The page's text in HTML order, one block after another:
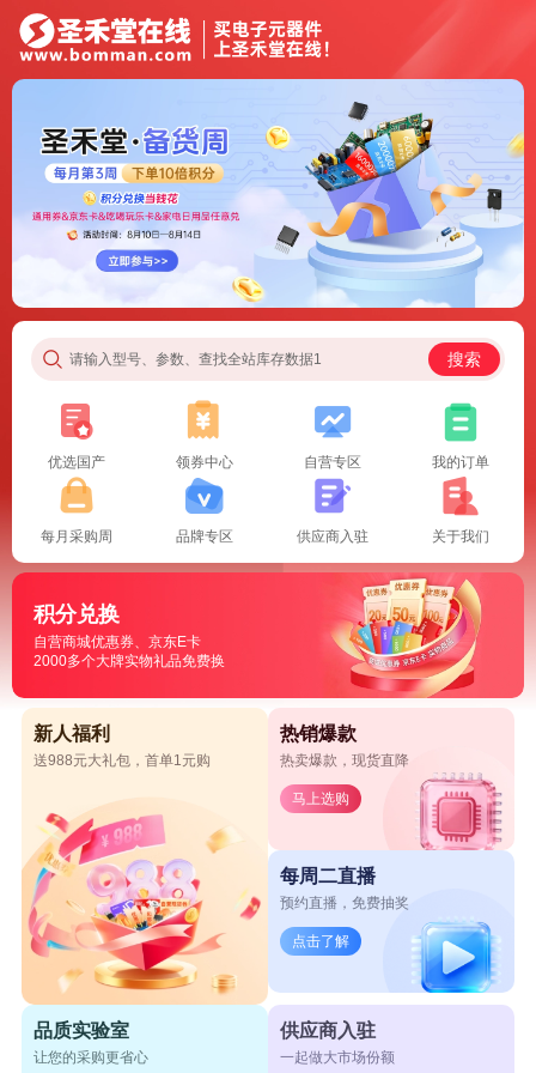
请输入型号、参数、查找全站库存数据1 搜索
优选国产 领券中心 自营专区 我的订单
每月采购周 品牌专区 供应商入驻 关于我们
积分兑换
自营商城优惠券、京东E卡
2000多个大牌实物礼品免费换
新人福利
送988元大礼包，首单1元购
热销爆款
热卖爆款，现货直降
马上选购
每周二直播
预约直播，免费抽奖
点击了解
品质实验室
让您的采购更省心
供应商入驻
一起做大市场份额